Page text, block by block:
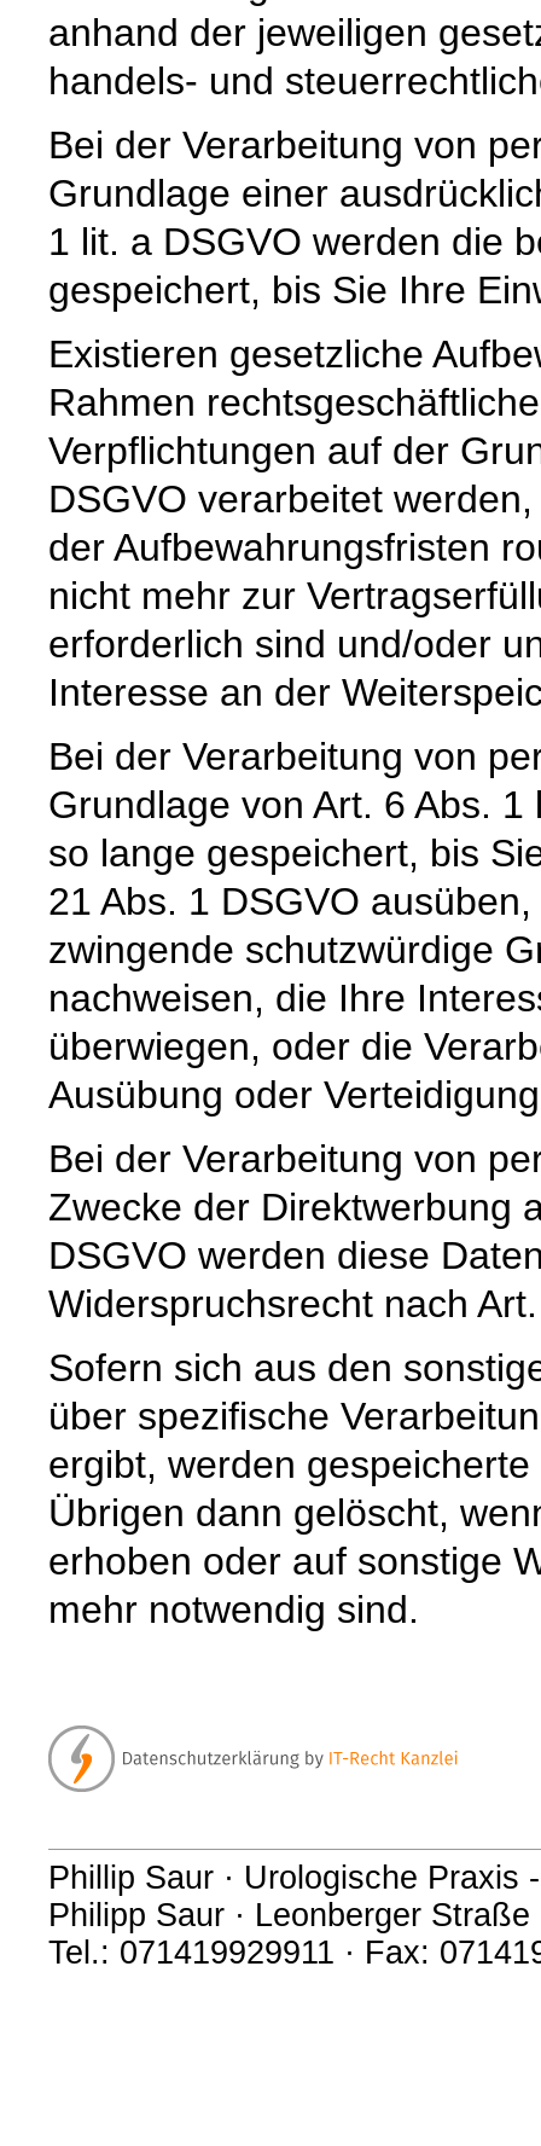
anhand der jeweiligen
handels- und
Bei der Verarbeitung von
Grundlage einer
1 lit. a DSGVO werden die
gespeichert, bis Sie Ihre
Existieren gesetzliche
Rahmen
Verpflichtungen auf der
DSGVO verarbeitet
der Aufbewahrungsfristen
nicht mehr zur
erforderlich sind und/oder
Interesse an der
Bei der Verarbeitung von
Grundlage von Art. 6 Abs.
so lange gespeichert, bis
21 Abs. 1 DSGVO
zwingende schutzwürdige
nachweisen, die Ihre
überwiegen, oder die
Ausübung oder
Bei der Verarbeitung von
Zwecke der Direktwerbung
DSGVO werden diese
Widerspruchsrecht nach
Sofern sich aus den
über spezifische
ergibt, werden
Übrigen dann gelöscht,
erhoben oder auf sonstige
mehr notwendig sind.
Phillip Saur · Urologische
Philipp Saur · Leonberger
Tel.: 071419929911 · Fax: